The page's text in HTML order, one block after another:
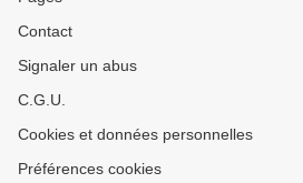
Contact
Signaler un abus
C.G.U.
Cookies et données personnelles
Préférences cookies